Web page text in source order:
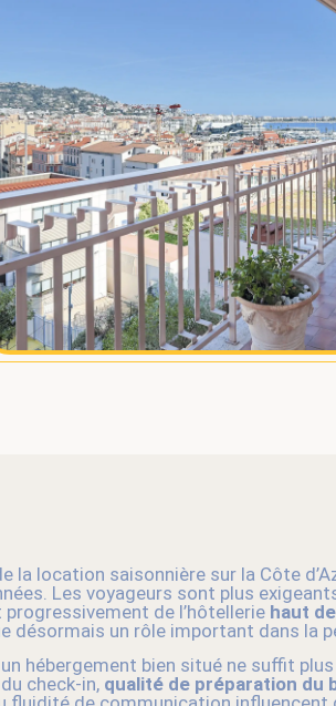
la location saisonnière sur la Côte
Les voyageurs sont plus
progressivement de l’hôtellerie haut
désormais un rôle important dans la
un hébergement bien situé ne suffit
check-in, qualité de préparation du